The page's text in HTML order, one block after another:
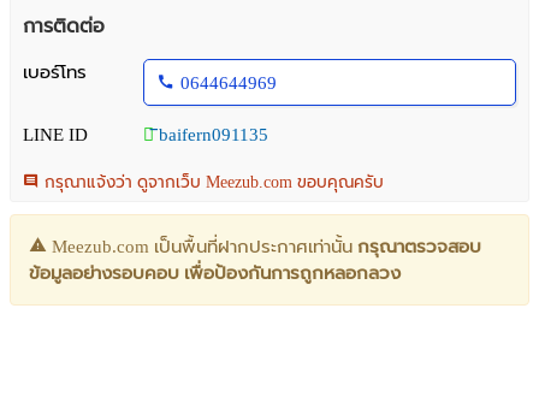
การติดต่อ
เบอร์โทร
0644644969
LINE ID ิbaifern091135
กรุณาแจ้งว่า ดูจากเว็บ Meezub.com ขอบคุณครับ
Meezub.com เป็นพื้นที่ฝากประกาศเท่านั้น กรุณาตรวจสอบ
ข้อมูลอย่างรอบคอบ เพื่อป้องกันการถูกหลอกลวง